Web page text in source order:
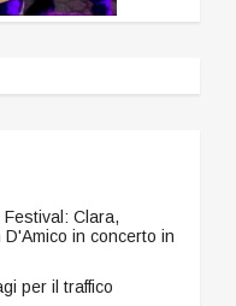
Clara,
in concerto in
per il traffico